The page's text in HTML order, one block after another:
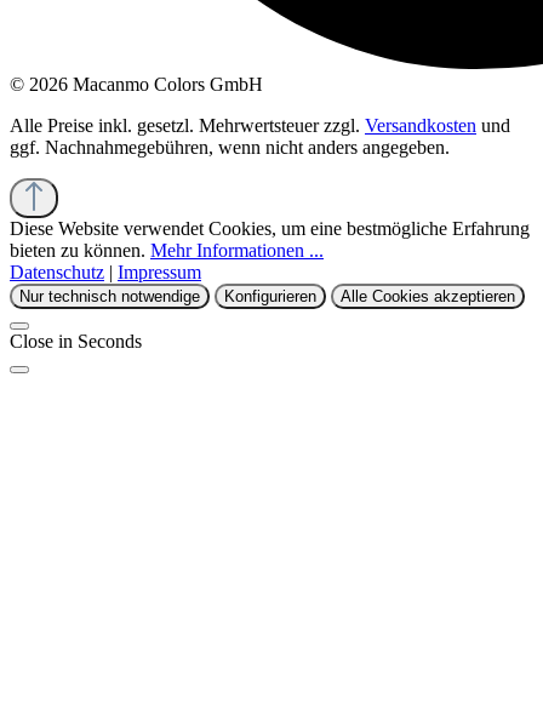
© 2026 Macanmo Colors GmbH
Alle Preise inkl. gesetzl. Mehrwertsteuer zzgl. Versandkosten und
ggf. Nachnahmegebühren, wenn nicht anders angegeben.
Diese Website verwendet Cookies, um eine bestmögliche Erfahrung
bieten zu können. Mehr Informationen ...
Datenschutz | Impressum
Nur technisch notwendige Konfigurieren Alle Cookies akzeptieren
Close in Seconds